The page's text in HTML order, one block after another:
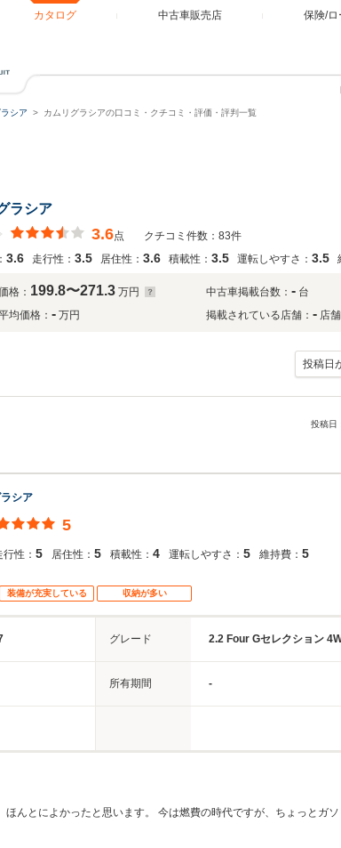
カタログ 中古車販売店 保険/ロ
シア カムリグラシアの口コミ・クチコミ・評価・評判一覧
ラシア
3.6点
クチコミ件数：83件
3.6 走行性： 3.5 居住性： 3.6 積載性： 3.5 運転しやすさ： 3.5
格： 199.8〜271.3 万円 中古車掲載台数： - 台
均価格： - 万円 掲載されている店舗： - 店舗
投稿日
シア
5
行性： 5 居住性： 5 積載性： 4 運転しやすさ： 5 維持費： 5
装備が充実している 収納が多い
グレード 2.2 Four Gセレクション
所有期間 -
ほんとによかったと思います。 今は燃費の時代ですが、ちょっとガ